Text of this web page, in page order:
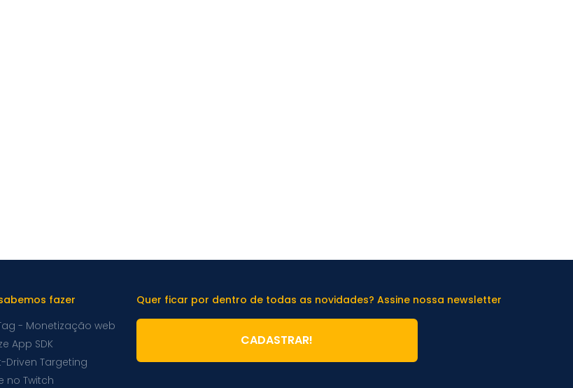
fazer
- Monetização web
App SDK
Driven Targeting
no Twitch
Quer ficar por dentro de todas as novidades? Assine nossa newsletter
CADASTRAR!